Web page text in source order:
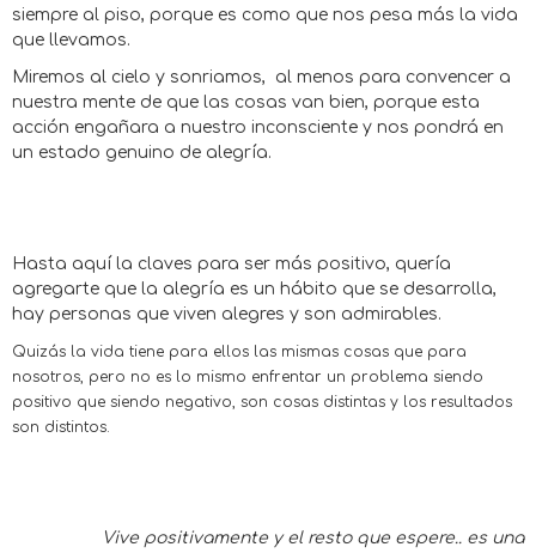
siempre al piso, porque es como que nos pesa más la vida
que llevamos.
Miremos al cielo y sonriamos, al menos para convencer a
nuestra mente de que las cosas van bien, porque esta
acción engañara a nuestro inconsciente y nos pondrá en
un estado genuino de alegría.
Hasta aquí la claves para ser más positivo, quería
agregarte que la alegría es un hábito que se desarrolla,
hay personas que viven alegres y son admirables.
Quizás la vida tiene para ellos las mismas cosas que para
nosotros, pero no es lo mismo enfrentar un problema siendo
positivo que siendo negativo, son cosas distintas y los resultados
son distintos.
Vive positivamente y el resto que espere.. es una